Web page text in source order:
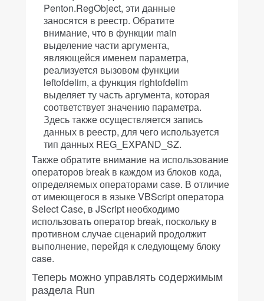
Penton.RegObject, эти данные
заносятся в реестр. Обратите
внимание, что в функции main
выделение части аргумента,
являющейся именем параметра,
реализуется вызовом функции
leftofdelim, а функция rightofdelim
выделяет ту часть аргумента, которая
соответствует значению параметра.
Здесь также осуществляется запись
данных в реестр, для чего используется
тип данных REG_EXPAND_SZ.
Также обратите внимание на использование
операторов break в каждом из блоков кода,
определяемых операторами case. В отличие
от имеющегося в языке VBScript оператора
Select Case, в JScript необходимо
использовать оператор break, поскольку в
противном случае сценарий продолжит
выполнение, перейдя к следующему блоку
case.
Теперь можно управлять содержимым
раздела Run